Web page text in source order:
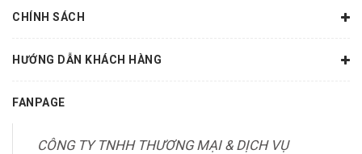
CHÍNH SÁCH
HƯỚNG DẪN KHÁCH HÀNG
FANPAGE
CÔNG TY TNHH THƯƠNG MẠI & DỊCH VỤ